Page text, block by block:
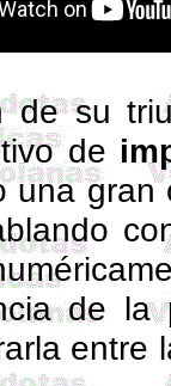
de su
de
una gran
de la
entre